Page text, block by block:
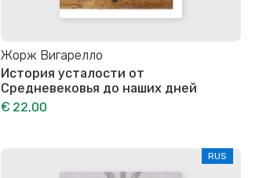
Жорж Вигарелло
История усталости от
Средневековья до наших дней
€ 22,00
RUS